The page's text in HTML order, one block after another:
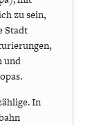
zu sein,
Stadt
und
In